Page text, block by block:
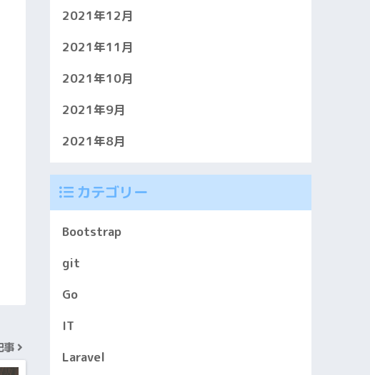
事
2021年12月
2021年11月
2021年10月
2021年9月
2021年8月
カテゴリー
Bootstrap
git
Go
IT
Laravel